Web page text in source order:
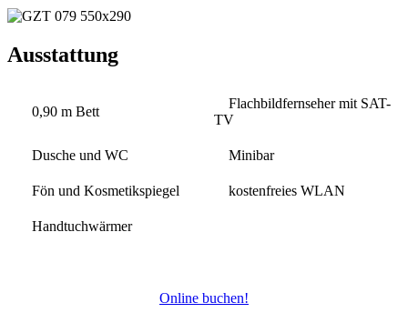
Ausstattung
0,90 m Bett
Flachbildfernseher mit SAT-
TV
Dusche und WC Minibar
Fön und Kosmetikspiegel kostenfreies WLAN
Handtuchwärmer
Online buchen!